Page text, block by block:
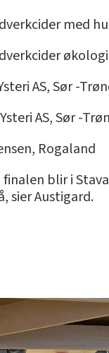
med
AS, Sør -
AS, Sør -
Rogaland
blir i
sier Austigard.